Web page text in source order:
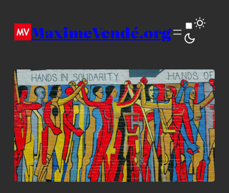
contenuMaximeVendé.org